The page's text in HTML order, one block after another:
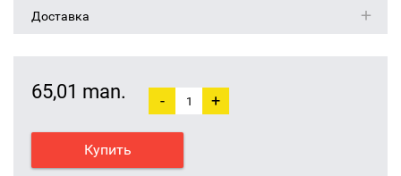
Доставка
65,01 man. - +
Купить